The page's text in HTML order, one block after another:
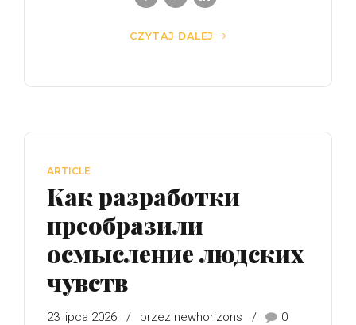
CZYTAJ DALEJ
ARTICLE
Как разработки
преобразили
осмысление людских
чувств
23 lipca 2026 przez newhorizons 0